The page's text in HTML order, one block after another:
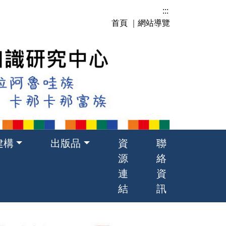
:::
首頁
網站導覽
構 出版品
資
源
連
結
聯
絡
資
訊